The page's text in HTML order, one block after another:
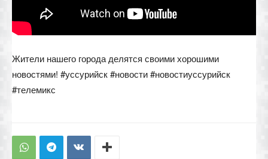
Жители нашего города делятся своими хорошими
новостями! #уссурийск #новости #новостиуссурийск
#телемикс